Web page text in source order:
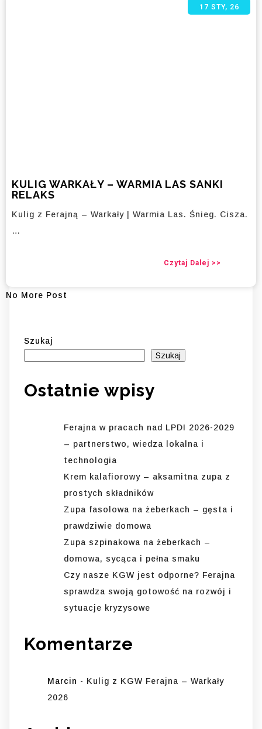
KULIG WARKAŁY – WARMIA LAS SANKI
RELAKS
17 STY, 26
Kulig z Ferajną – Warkały | Warmia Las. Śnieg. Cisza.
…
Czytaj Dalej >>
No More Post
Szukaj
Szukaj
Ostatnie wpisy
Ferajna w pracach nad LPDI 2026-2029
– partnerstwo, wiedza lokalna i
technologia
Krem kalafiorowy – aksamitna zupa z
prostych składników
Zupa fasolowa na żeberkach – gęsta i
prawdziwie domowa
Zupa szpinakowa na żeberkach –
domowa, sycąca i pełna smaku
Czy nasze KGW jest odporne? Ferajna
sprawdza swoją gotowość na rozwój i
sytuacje kryzysowe
Komentarze
Marcin - Kulig z KGW Ferajna – Warkały
2026